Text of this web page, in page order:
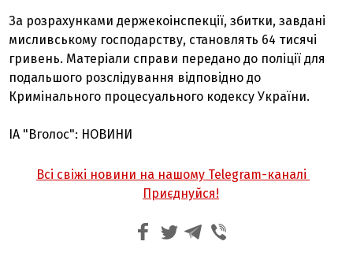
За розрахунками держекоінспекції, збитки, завдані
мисливському господарству, становлять 64 тисячі
гривень. Матеріали справи передано до поліції для
подальшого розслідування відповідно до
Кримінального процесуального кодексу України.
ІА "Вголос": НОВИНИ
Всі свіжі новини на нашому Telegram-каналі
Приєднуйся!